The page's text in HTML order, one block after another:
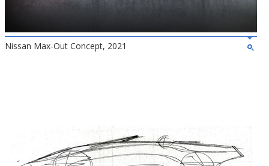
Nissan Max-Out Concept, 2021